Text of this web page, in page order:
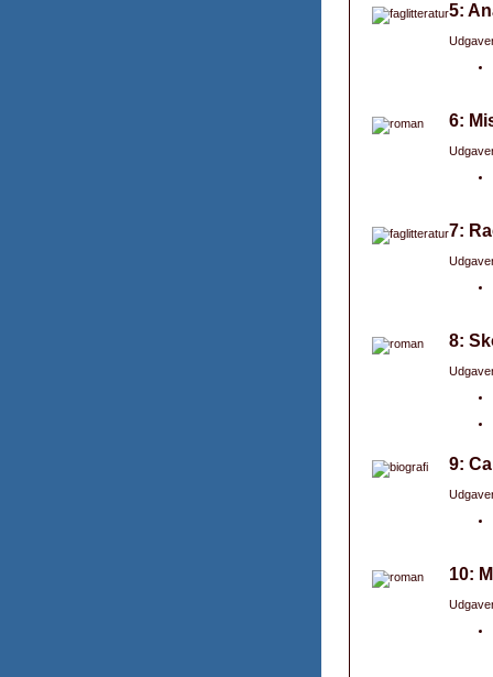
5:
6:
7:
8:
9:
10: